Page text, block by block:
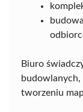
Biuro
budowlanych,
tworzeniu